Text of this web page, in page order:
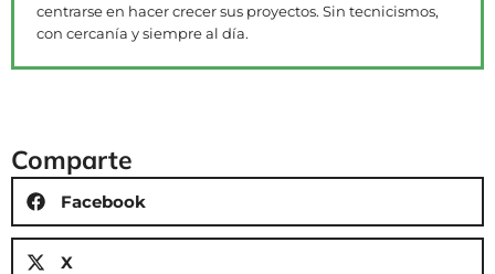
centrarse en hacer crecer sus proyectos. Sin tecnicismos,
con cercanía y siempre al día.
Comparte
Facebook
X